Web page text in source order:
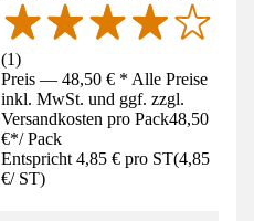
(1)
Preis — 48,50 € * Alle Preise
inkl. MwSt. und ggf. zzgl.
Versandkosten pro Pack48,50
€*/ Pack
Entspricht 4,85 € pro ST(4,85
€/ ST)